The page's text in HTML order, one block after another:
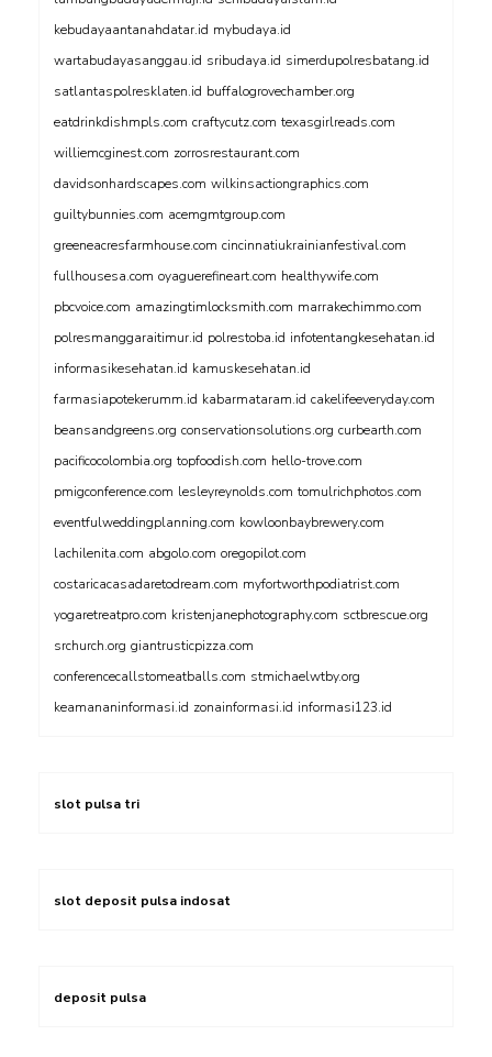
kebudayaantanahdatar.id mybudaya.id
wartabudayasanggau.id sribudaya.id simerdupolresbatang.id
satlantaspolresklaten.id buffalogrovechamber.org
eatdrinkdishmpls.com craftycutz.com texasgirlreads.com
williemcginest.com zorrosrestaurant.com
davidsonhardscapes.com wilkinsactiongraphics.com
guiltybunnies.com acemgmtgroup.com
greeneacresfarmhouse.com cincinnatiukrainianfestival.com
fullhousesa.com oyaguerefineart.com healthywife.com
pbcvoice.com amazingtimlocksmith.com marrakechimmo.com
polresmanggaraitimur.id polrestoba.id infotentangkesehatan.id
informasikesehatan.id kamuskesehatan.id
farmasiapotekerumm.id kabarmataram.id cakelifeeveryday.com
beansandgreens.org conservationsolutions.org curbearth.com
pacificocolombia.org topfoodish.com hello-trove.com
pmigconference.com lesleyreynolds.com tomulrichphotos.com
eventfulweddingplanning.com kowloonbaybrewery.com
lachilenita.com abgolo.com oregopilot.com
costaricacasadaretodream.com myfortworthpodiatrist.com
yogaretreatpro.com kristenjanephotography.com sctbrescue.org
srchurch.org giantrusticpizza.com
conferencecallstomeatballs.com stmichaelwtby.org
keamananinformasi.id zonainformasi.id informasi123.id
slot pulsa tri
slot deposit pulsa indosat
deposit pulsa